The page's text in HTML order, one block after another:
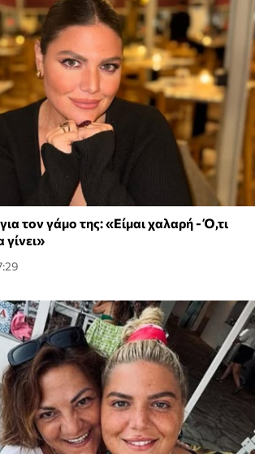
τον γάμο της: «Είμαι χαλαρή - Ό,τι
γίνει»